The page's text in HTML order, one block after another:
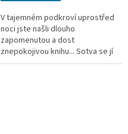
V tajemném podkroví uprostřed
noci jste našli dlouho
zapomenutou a dost
znepokojivou knihu... Sotva se jí
dotknete, zazvoní zvonek...